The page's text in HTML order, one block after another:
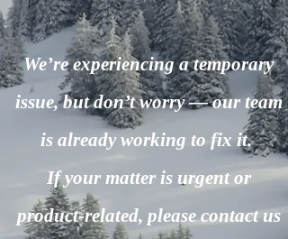
We’re experiencing a temporary
issue, but don’t worry — our team
is already working to fix it.
If your matter is urgent or
product-related, please contact us